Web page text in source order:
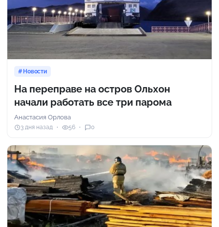
Новости
На переправе на остров Ольхон
начали работать все три парома
Анастасия Орлова
3 дня назад 56 0